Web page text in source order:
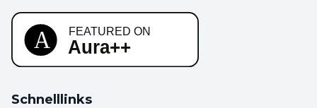
Schnelllinks